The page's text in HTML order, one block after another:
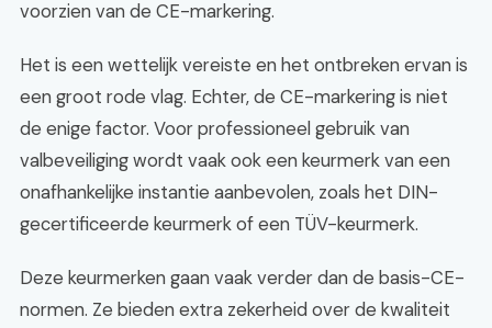
voorzien van de CE-markering.
Het is een wettelijk vereiste en het ontbreken ervan is
een groot rode vlag. Echter, de CE-markering is niet
de enige factor. Voor professioneel gebruik van
valbeveiliging wordt vaak ook een keurmerk van een
onafhankelijke instantie aanbevolen, zoals het DIN-
gecertificeerde keurmerk of een TÜV-keurmerk.
Deze keurmerken gaan vaak verder dan de basis-CE-
normen. Ze bieden extra zekerheid over de kwaliteit